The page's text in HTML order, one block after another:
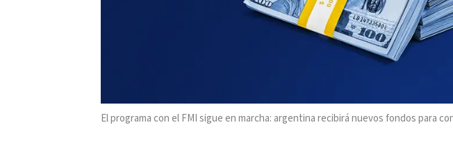
El programa con el FMI sigue en marcha: argentina recibirá nuevos fondos para